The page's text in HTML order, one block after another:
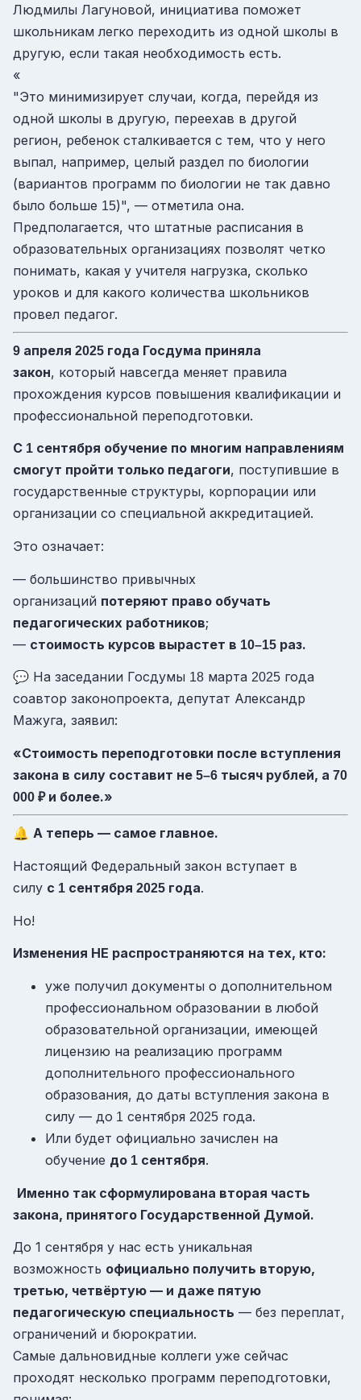
Людмилы Лагуновой, инициатива поможет
школьникам легко переходить из одной школы в
другую, если такая необходимость есть.
«
"Это минимизирует случаи, когда, перейдя из
одной школы в другую, переехав в другой
регион, ребенок сталкивается с тем, что у него
выпал, например, целый раздел по биологии
(вариантов программ по биологии не так давно
было больше 15)", — отметила она.
Предполагается, что штатные расписания в
образовательных организациях позволят четко
понимать, какая у учителя нагрузка, сколько
уроков и для какого количества школьников
провел педагог.
9 апреля 2025 года Госдума приняла
закон, который навсегда меняет правила
прохождения курсов повышения квалификации и
профессиональной переподготовки.
С 1 сентября обучение по многим направлениям
смогут пройти только педагоги, поступившие в
государственные структуры, корпорации или
организации со специальной аккредитацией.
Это означает:
— большинство привычных
организаций потеряют право обучать
педагогических работников;
— стоимость курсов вырастет в 10–15 раз.
💬 На заседании Госдумы 18 марта 2025 года
соавтор законопроекта, депутат Александр
Мажуга, заявил:
«Стоимость переподготовки после вступления
закона в силу составит не 5–6 тысяч рублей, а 70
000 ₽и более.»
🔔 А теперь — самое главное.
Настоящий Федеральный закон вступает в
силу с 1 сентября 2025 года.
Но!
Изменения НЕ распространяются на тех, кто:
уже получил документы о дополнительном
профессиональном образовании в любой
образовательной организации, имеющей
лицензию на реализацию программ
дополнительного профессионального
образования, до даты вступления закона в
силу — до 1 сентября 2025 года.
Или будет официально зачислен на
обучение до 1 сентября.
Именно так сформулирована вторая часть
закона, принятого Государственной Думой.
До 1 сентября у нас есть уникальная
возможность официально получить вторую,
третью, четвёртую — и даже пятую
педагогическую специальность — без переплат,
ограничений и бюрократии.
Самые дальновидные коллеги уже сейчас
проходят несколько программ переподготовки,